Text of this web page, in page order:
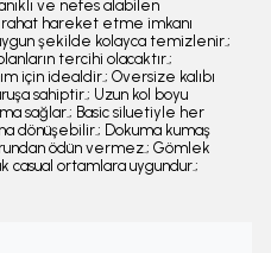
ve nefes alabilen
rahat hareket etme imkanı
şekilde kolayca temizlenir.;
tercihi olacaktır.;
için idealdir.; Oversize kalıbı
sahiptir.; Uzun kol boyu
sağlar.; Basic siluetiyle her
dönüşebilir.; Dokuma kumaş
ödün vermez.; Gömlek
ortamlara uygundur.;